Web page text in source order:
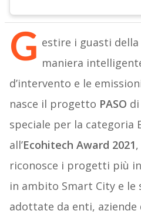
G estire i guasti
maniera
d’intervento e le
nasce il progetto PASO di
speciale per la categoria
all’Ecohitech Award 2021
riconosce i progetti più
in ambito Smart City e
adottate da enti, aziende